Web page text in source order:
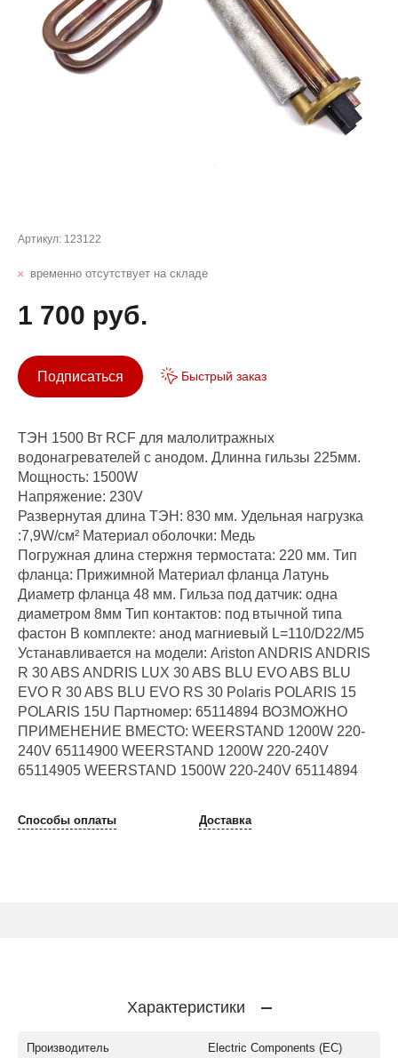
Артикул: 123122
временно отсутствует на складе
1 700 руб.
Подписаться Быстрый заказ
ТЭН 1500 Вт RCF для малолитражных
водонагревателей с анодом. Длинна гильзы 225мм.
Мощность: 1500W
Напряжение: 230V
Развернутая длина ТЭН: 830 мм. Удельная нагрузка
:7,9W/см² Материал оболочки: Медь
Погружная длина стержня термостата: 220 мм. Тип
фланца: Прижимной Материал фланца Латунь
Диаметр фланца 48 мм. Гильза под датчик: одна
диаметром 8мм Тип контактов: под втычной типа
фастон В комплекте: анод магниевый L=110/D22/M5
Устанавливается на модели: Ariston ANDRIS ANDRIS
R 30 ABS ANDRIS LUX 30 ABS BLU EVO ABS BLU
EVO R 30 ABS BLU EVO RS 30 Polaris POLARIS 15
POLARIS 15U Партномер: 65114894 ВОЗМОЖНО
ПРИМЕНЕНИЕ ВМЕСТО: WEERSTAND 1200W 220-
240V 65114900 WEERSTAND 1200W 220-240V
65114905 WEERSTAND 1500W 220-240V 65114894
Способы оплаты Доставка
Характеристики
Производитель Electric Components (EC)